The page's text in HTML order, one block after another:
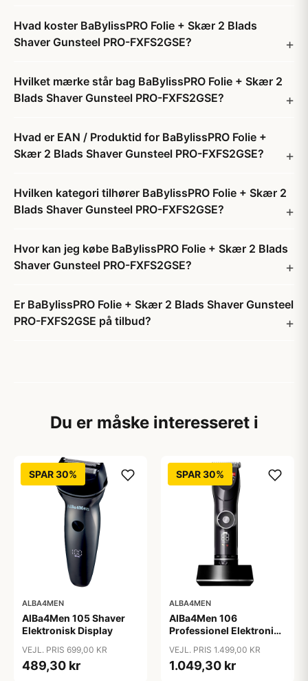
Hvad koster BaBylissPRO Folie + Skær 2 Blads
Shaver Gunsteel PRO-FXFS2GSE?
Hvilket mærke står bag BaBylissPRO Folie + Skær 2
Blads Shaver Gunsteel PRO-FXFS2GSE?
Hvad er EAN / Produktid for BaBylissPRO Folie +
Skær 2 Blads Shaver Gunsteel PRO-FXFS2GSE?
Hvilken kategori tilhører BaBylissPRO Folie + Skær 2
Blads Shaver Gunsteel PRO-FXFS2GSE?
Hvor kan jeg købe BaBylissPRO Folie + Skær 2 Blads
Shaver Gunsteel PRO-FXFS2GSE?
Er BaBylissPRO Folie + Skær 2 Blads Shaver Gunsteel
PRO-FXFS2GSE på tilbud?
Du er måske interesseret i
SPAR 30%
ALBA4MEN
AlBa4Men 105 Shaver
Elektronisk Display
VEJL. PRIS 699,00 KR
489,30 kr
SPAR 30%
ALBA4MEN
AlBa4Men 106
Professionel Elektronisk
VEJL. PRIS 1.499,00 KR
1.049,30 kr